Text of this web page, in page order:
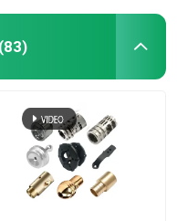
(83)